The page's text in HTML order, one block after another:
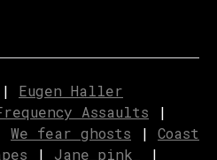
| Eugen Haller
Assaults |
We fear ghosts | Coast
| Jane_pink_ |